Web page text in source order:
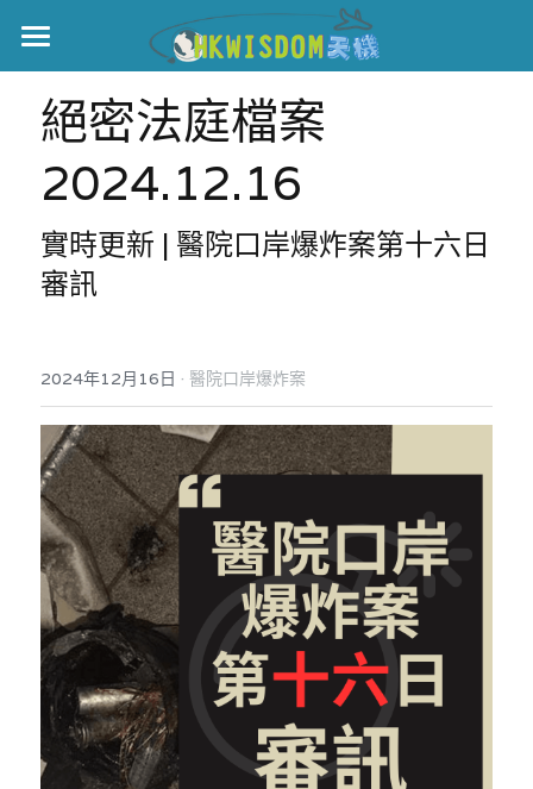
主頁
世界盃
伊美戰爭
黎智英案
正本清源•黎智英案
宏福火災
宏福苑聽證會
宏福火災正視聽
記錄．宏福苑火災
中國
國際
娛樂
反華推手你要知
反華推手懶人包
民主派騙案十式
反華推手起底
KOL 專欄
林淑芳專欄
屈穎妍專欄
絕密法庭檔案
醫院口岸爆炸案
生活
絕密法庭檔案
2024.12.16
實時更新 | 醫院口岸爆炸案第十六日
審訊
2024年12月16日 · 醫院口岸爆炸案